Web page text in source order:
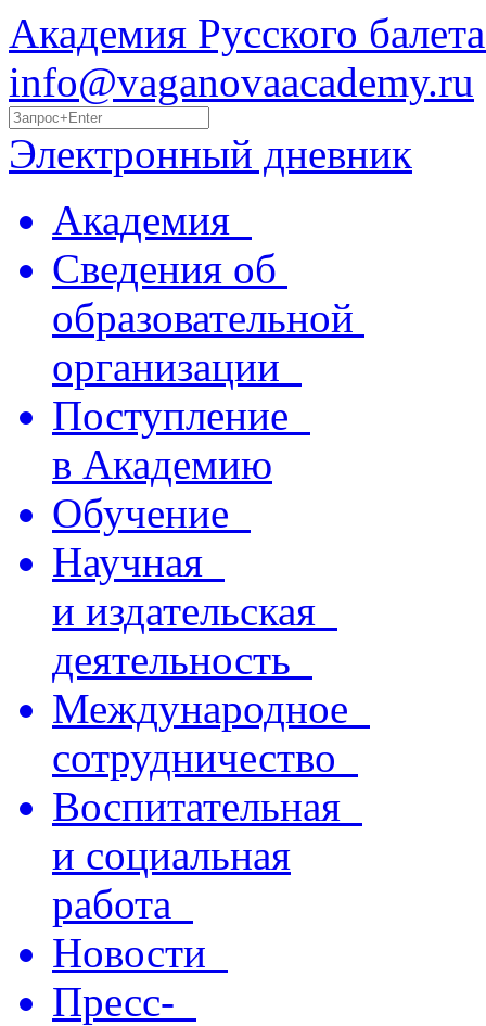
Академия Русского
info@vaganovaacademy.ru
Электронный дневник
Академия
Сведения об
образовательной
организации
Поступление
в Академию
Обучение
Научная
и издательская
деятельность
Международное
сотрудничество
Воспитательная
и социальная
работа
Новости
Пресс-